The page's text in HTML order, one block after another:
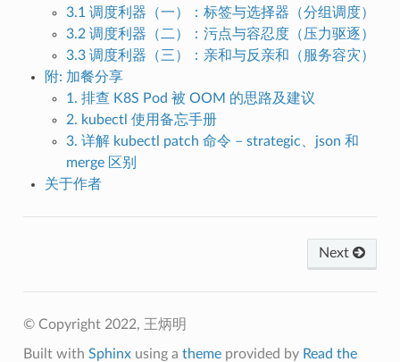
3.1 调度利器（一）：标签与选择器（分组调度）
3.2 调度利器（二）：污点与容忍度（压力驱逐）
3.3 调度利器（三）：亲和与反亲和（服务容灾）
附: 加餐分享
1. 排查 K8S Pod 被 OOM 的思路及建议
2. kubectl 使用备忘手册
3. 详解 kubectl patch 命令 – strategic、json 和
merge 区别
关于作者
Next
© Copyright 2022, 王炳明
Built with Sphinxusing a themeprovided by Read the